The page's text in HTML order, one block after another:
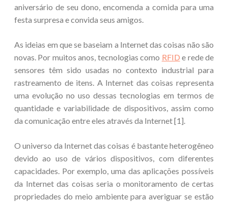
aniversário de seu dono, encomenda a comida para uma
festa surpresa e convida seus amigos.
As ideias em que se baseiam a Internet das coisas não são
novas. Por muitos anos, tecnologias como RFID e rede de
sensores têm sido usadas no contexto industrial para
rastreamento de itens. A Internet das coisas representa
uma evolução no uso dessas tecnologias em termos de
quantidade e variabilidade de dispositivos, assim como
da comunicação entre eles através da Internet [1].
O universo da Internet das coisas é bastante heterogêneo
devido ao uso de vários dispositivos, com diferentes
capacidades. Por exemplo, uma das aplicações possíveis
da Internet das coisas seria o monitoramento de certas
propriedades do meio ambiente para averiguar se estão